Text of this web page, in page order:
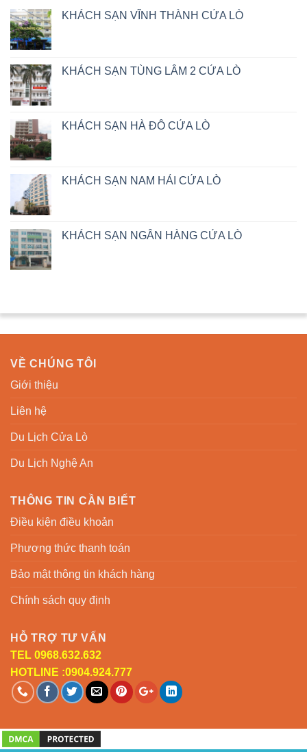
KHÁCH SẠN VĨNH THÀNH CỬA LÒ
KHÁCH SẠN TÙNG LÂM 2 CỬA LÒ
KHÁCH SẠN HÀ ĐÔ CỬA LÒ
KHÁCH SẠN NAM HẢI CỬA LÒ
KHÁCH SẠN NGÂN HÀNG CỬA LÒ
VỀ CHÚNG TÔI
Giới thiệu
Liên hệ
Du Lịch Cửa Lò
Du Lịch Nghệ An
THÔNG TIN CẦN BIẾT
Điều kiện điều khoản
Phương thức thanh toán
Bảo mật thông tin khách hàng
Chính sách quy định
HỖ TRỢ TƯ VẤN
TEL 0968.632.632
HOTLINE :0904.924.777